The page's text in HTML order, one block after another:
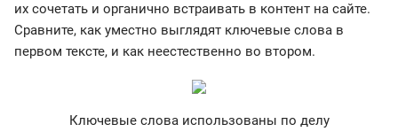
их сочетать и органично встраивать в контент на сайте.
Сравните, как уместно выглядят ключевые слова в
первом тексте, и как неестественно во втором.
Ключевые слова использованы по делу